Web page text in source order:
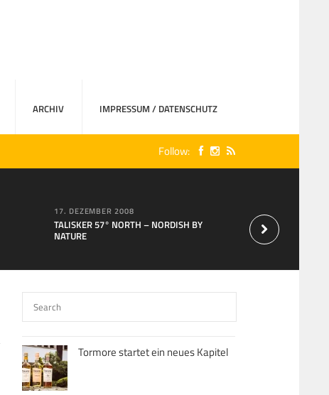
ARCHIV IMPRESSUM / DATENSCHUTZ
Follow:
17. DEZEMBER 2008
TALISKER 57° NORTH – NORDISH BY
NATURE
Neu bei MaxXium:
Tormore startet ein neues Kapitel